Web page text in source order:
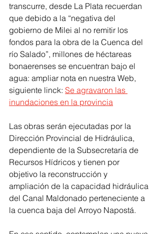
transcurre, desde La Plata recuerdan
que debido a la “negativa del
gobierno de Milei al no remitir los
fondos para la obra de la Cuenca del
río Salado”, millones de héctareas
bonaerenses se encuentran bajo el
agua: ampliar nota en nuestra Web,
siguiente linck: Se agravaron las
inundaciones en la provincia
Las obras serán ejecutadas por la
Dirección Provincial de Hidráulica,
dependiente de la Subsecretaría de
Recursos Hídricos y tienen por
objetivo la reconstrucción y
ampliación de la capacidad hidráulica
del Canal Maldonado perteneciente a
la cuenca baja del Arroyo Napostá.